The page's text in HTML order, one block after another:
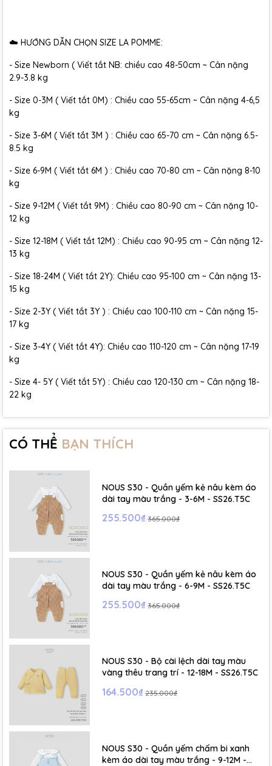
☁️ HƯỚNG DẪN CHỌN SIZE LA POMME:
- Size Newborn ( Viết tắt NB: chiều cao 48-50cm ~ Cân nặng
2.9-3.8 kg
- Size 0-3M ( Viết tắt 0M) : Chiều cao 55-65cm ~ Cân nặng 4-6,5
kg
- Size 3-6M ( Viết tắt 3M ) : Chiều cao 65-70 cm ~ Cân nặng 6.5-
8.5 kg
- Size 6-9M ( Viết tắt 6M ) : Chiều cao 70-80 cm ~ Cân nặng 8-10
kg
- Size 9-12M ( Viết tắt 9M) : Chiều cao 80-90 cm ~ Cân nặng 10-
12 kg
- Size 12-18M ( Viết tắt 12M) : Chiều cao 90-95 cm ~ Cân nặng 12-
13 kg
- Size 18-24M ( Viết tắt 2Y): Chiều cao 95-100 cm ~ Cân nặng 13-
15 kg
- Size 2-3Y ( Viết tắt 3Y ) : Chiều cao 100-110 cm ~ Cân nặng 15-
17 kg
- Size 3-4Y ( Viết tắt 4Y): Chiều cao 110-120 cm ~ Cân nặng 17-19
kg
- Size 4- 5Y ( Viết tắt 5Y) : Chiều cao 120-130 cm ~ Cân nặng 18-
22 kg
CÓ THỂ BẠN THÍCH
NOUS S30 - Quần yếm kẻ nâu kèm áo
dài tay màu trắng - 3-6M - SS26.T5C
255.500₫ 365.000₫
NOUS S30 - Quần yếm kẻ nâu kèm áo
dài tay màu trắng - 6-9M - SS26.T5C
255.500₫ 365.000₫
NOUS S30 - Bộ cài lệch dài tay màu
vàng thêu trang trí - 12-18M - SS26.T5C
164.500₫ 235.000₫
NOUS S30 - Quần yếm chấm bi xanh
kèm áo dài tay màu trắng - 9-12M -